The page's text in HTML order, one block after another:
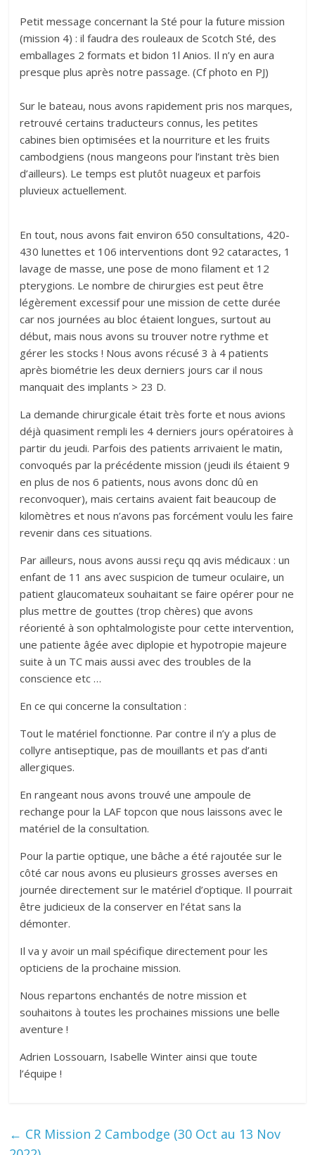
Petit message concernant la Sté pour la future mission
(mission 4) : il faudra des rouleaux de Scotch Sté, des
emballages 2 formats et bidon 1l Anios. Il n’y en aura
presque plus après notre passage. (Cf photo en PJ)
Sur le bateau, nous avons rapidement pris nos marques,
retrouvé certains traducteurs connus, les petites
cabines bien optimisées et la nourriture et les fruits
cambodgiens (nous mangeons pour l’instant très bien
d’ailleurs). Le temps est plutôt nuageux et parfois
pluvieux actuellement.
En tout, nous avons fait environ 650 consultations, 420-
430 lunettes et 106 interventions dont 92 cataractes, 1
lavage de masse, une pose de mono filament et 12
pterygions. Le nombre de chirurgies est peut être
légèrement excessif pour une mission de cette durée
car nos journées au bloc étaient longues, surtout au
début, mais nous avons su trouver notre rythme et
gérer les stocks ! Nous avons récusé 3 à 4 patients
après biométrie les deux derniers jours car il nous
manquait des implants > 23 D.
La demande chirurgicale était très forte et nous avions
déjà quasiment rempli les 4 derniers jours opératoires à
partir du jeudi. Parfois des patients arrivaient le matin,
convoqués par la précédente mission (jeudi ils étaient 9
en plus de nos 6 patients, nous avons donc dû en
reconvoquer), mais certains avaient fait beaucoup de
kilomètres et nous n’avons pas forcément voulu les faire
revenir dans ces situations.
Par ailleurs, nous avons aussi reçu qq avis médicaux : un
enfant de 11 ans avec suspicion de tumeur oculaire, un
patient glaucomateux souhaitant se faire opérer pour ne
plus mettre de gouttes (trop chères) que avons
réorienté à son ophtalmologiste pour cette intervention,
une patiente âgée avec diplopie et hypotropie majeure
suite à un TC mais aussi avec des troubles de la
conscience etc …
En ce qui concerne la consultation :
Tout le matériel fonctionne. Par contre il n’y a plus de
collyre antiseptique, pas de mouillants et pas d’anti
allergiques.
En rangeant nous avons trouvé une ampoule de
rechange pour la LAF topcon que nous laissons avec le
matériel de la consultation.
Pour la partie optique, une bâche a été rajoutée sur le
côté car nous avons eu plusieurs grosses averses en
journée directement sur le matériel d’optique. Il pourrait
être judicieux de la conserver en l’état sans la
démonter.
Il va y avoir un mail spécifique directement pour les
opticiens de la prochaine mission.
Nous repartons enchantés de notre mission et
souhaitons à toutes les prochaines missions une belle
aventure !
Adrien Lossouarn, Isabelle Winter ainsi que toute
l’équipe !
← CR Mission 2 Cambodge (30 Oct au 13 Nov